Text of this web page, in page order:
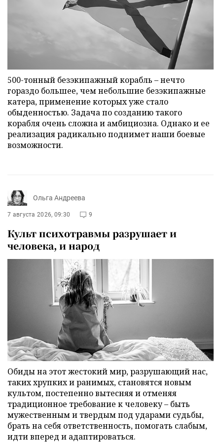
500-тонный безэкипажный корабль – нечто
гораздо большее, чем небольшие безэкипажные
катера, применение которых уже стало
обыденностью. Задача по созданию такого
корабля очень сложна и амбициозна. Однако и ее
реализация радикально поднимет наши боевые
возможности.
Ольга Андреева
7 августа 2026, 09:30 9
Культ психотравмы разрушает и
человека, и народ
Обиды на этот жестокий мир, разрушающий нас,
таких хрупких и ранимых, становятся новым
культом, постепенно вытесняя и отменяя
традиционное требование к человеку – быть
мужественным и твердым под ударами судьбы,
брать на себя ответственность, помогать слабым,
идти вперед и адаптироваться.